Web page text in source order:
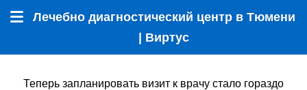
Лечебно диагностический центр в Тюмени
| Виртус
Теперь запланировать визит к врачу стало гораздо